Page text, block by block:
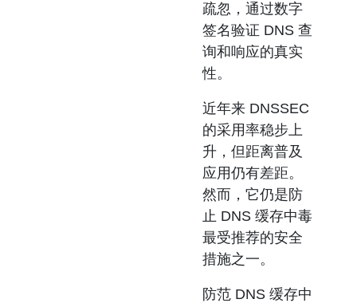
疏忽，通过数字
签名验证 DNS 查
询和响应的真实
性。
近年来 DNSSEC
的采用率稳步上
升，但距离普及
应用仍有差距。
然而，它仍是防
止 DNS 缓存中毒
最受推荐的安全
措施之一。
防范 DNS 缓存中